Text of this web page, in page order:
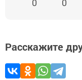
0 0
Расскажите